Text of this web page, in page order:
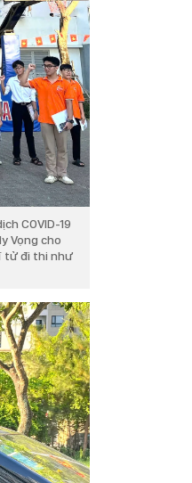
COVID-19
Vọng cho
tử đi thi như